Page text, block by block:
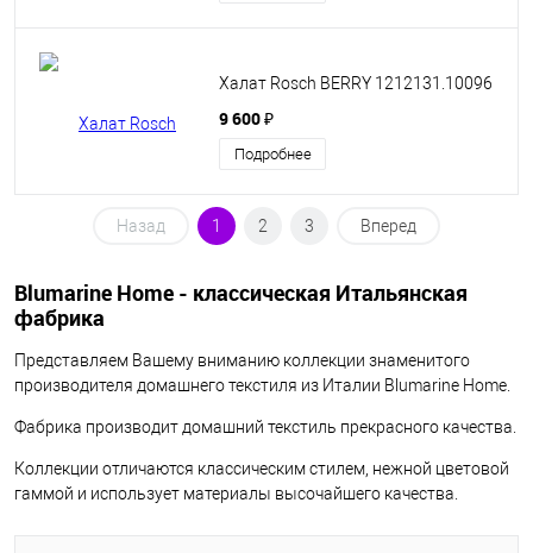
Халат Rosch BERRY 1212131.10096
9 600 ₽
Подробнее
Назад 1 2 3 Вперед
Blumarine Home - классическая Итальянская
фабрика
Представляем Вашему вниманию коллекции знаменитого
производителя домашнего текстиля из Италии Blumarine Home.
Фабрика производит домашний текстиль прекрасного качества.
Коллекции отличаются классическим стилем, нежной цветовой
гаммой и использует материалы высочайшего качества.